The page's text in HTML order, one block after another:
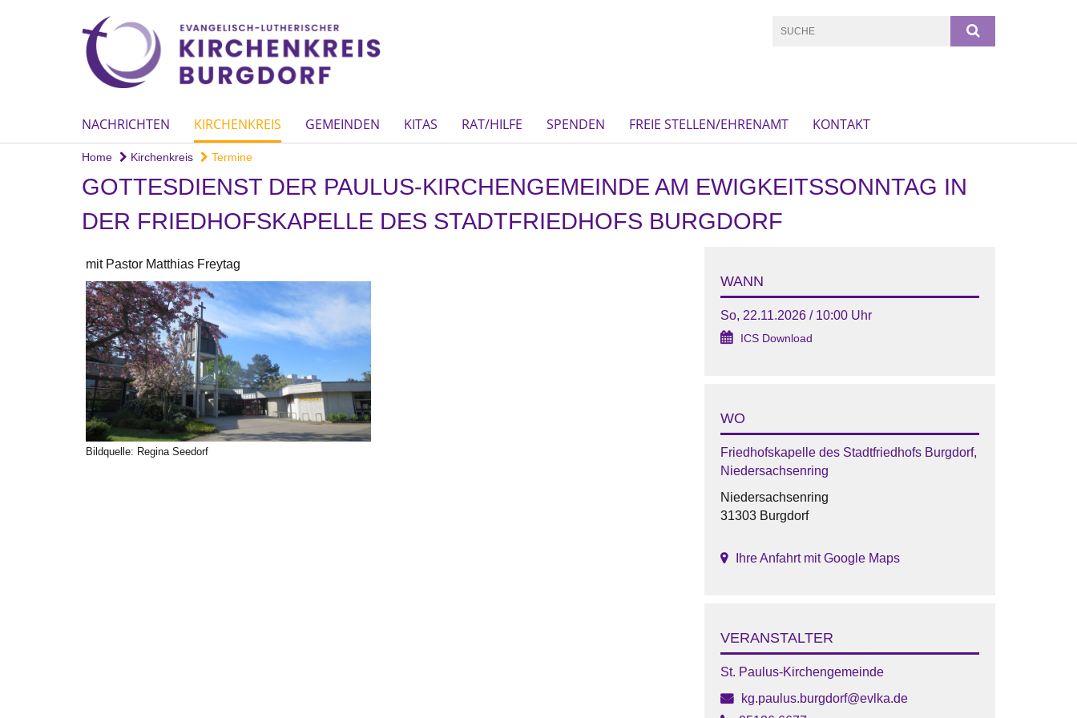
NACHRICHTEN KIRCHENKREIS GEMEINDEN KITAS RAT/HILFE SPENDEN FREIE STELLEN/EHRENAMT KONTAKT
Home Kirchenkreis Termine
GOTTESDIENST DER PAULUS-KIRCHENGEMEINDE AM EWIGKEITSSONNTAG IN
DER FRIEDHOFSKAPELLE DES STADTFRIEDHOFS BURGDORF
mit Pastor Matthias Freytag
Bildquelle: Regina Seedorf
WANN
So, 22.11.2026 / 10:00 Uhr
ICS Download
WO
Friedhofskapelle des Stadtfriedhofs Burgdorf,
Niedersachsenring
Niedersachsenring
31303 Burgdorf
Ihre Anfahrt mit Google Maps
VERANSTALTER
St. Paulus-Kirchengemeinde
kg.paulus.burgdorf@evlka.de